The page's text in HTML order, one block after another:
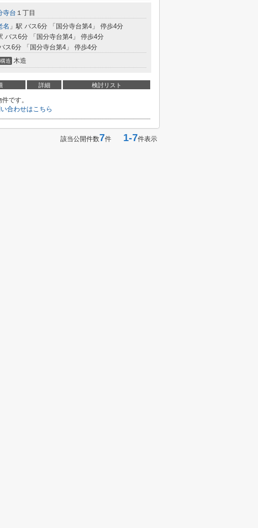
寺台 １丁目
名 」駅 バス6分 「国分寺台第4」 停歩4分
バス6分 「国分寺台第4」 停歩4分
ス6分 「国分寺台第4」 停歩4分
構造 木造
詳細 検討リスト
です。
合わせはこちら
該当公開件数7件 1-7件表示